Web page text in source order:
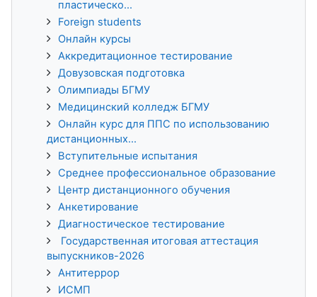
пластическо...
Foreign students
Онлайн курсы
Аккредитационное тестирование
Довузовская подготовка
Олимпиады БГМУ
Медицинский колледж БГМУ
Онлайн курс для ППС по использованию
дистанционных...
Вступительные испытания
Среднее профессиональное образование
Центр дистанционного обучения
Анкетирование
Диагностическое тестирование
Государственная итоговая аттестация
выпускников-2026
Антитеррор
ИСМП